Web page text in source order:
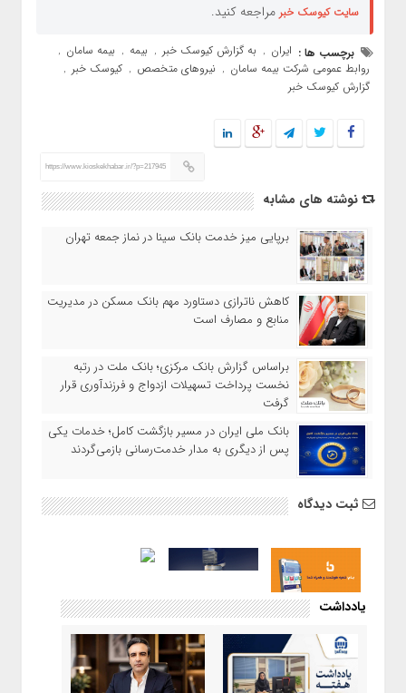
سایت کیوسک خبر مراجعه کنید.
برچسب ها : ایران , به گزارش کیوسک خبر , بیمه , بیمه سامان ,
روابط عمومی شرکت بیمه سامان , نیروهای متخصص , کیوسک خبر ,
گزارش کیوسک خبر
https://www.kioskekhabar.ir/?p=217945
نوشته های مشابه
برپایی میز خدمت بانک سینا در نماز جمعه تهران
کاهش ناترازی دستاورد مهم بانک مسکن در مدیریت
منابع و مصارف است
براساس گزارش بانک مرکزی؛ بانک ملت در رتبه
نخست پرداخت تسهیلات ازدواج و فرزندآوری قرار
گرفت
بانک ملی ایران در مسیر بازگشت کامل؛ خدمات یکی
پس از دیگری به مدار خدمت‌رسانی بازمی‌گردند
ثبت دیدگاه
یادداشت